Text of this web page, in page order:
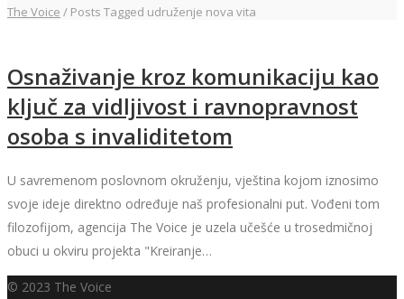
The Voice / Posts Tagged udruženje nova vita
Osnaživanje kroz komunikaciju kao
ključ za vidljivost i ravnopravnost
osoba s invaliditetom
U savremenom poslovnom okruženju, vještina kojom iznosimo
svoje ideje direktno određuje naš profesionalni put. Vođeni tom
filozofijom, agencija The Voice je uzela učešće u trosedmičnoj
obuci u okviru projekta "Kreiranje…
© 2023 The Voice